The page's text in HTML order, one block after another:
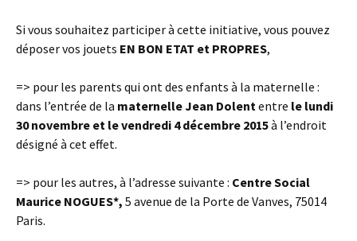
Si vous souhaitez participer à cette initiative, vous pouvez
déposer vos jouets EN BON ETAT et PROPRES,
=> pour les parents qui ont des enfants à la maternelle :
dans l’entrée de la maternelle Jean Dolententre le lundi
30 novembre et le vendredi 4 décembre 2015à l’endroit
désigné à cet effet.
=> pour les autres, à l’adresse suivante : Centre Social
Maurice NOGUES*, 5 avenue de la Porte de Vanves, 75014
Paris.